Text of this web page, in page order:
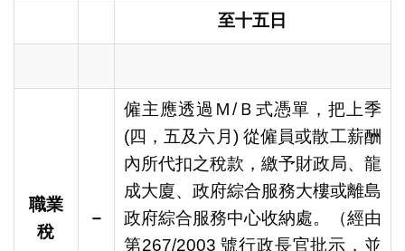
至十五日
職業
稅
－
僱主應透過Ｍ/Ｂ式憑單，把上季
(四，五及六月) 從僱員或散工薪酬
內所代扣之稅款，繳予財政局、龍
成大廈、政府綜合服務大樓或離島
政府綜合服務中心收納處。（經由
第267/2003 號行政長官批示，並